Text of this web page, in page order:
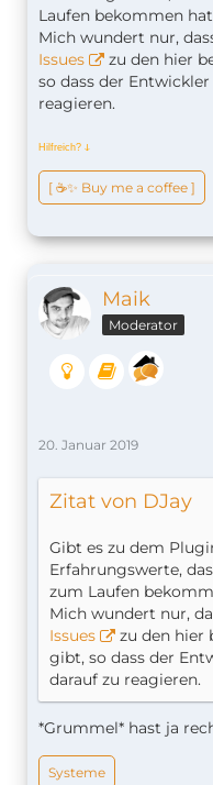
Laufen bekommen
Mich wundert nur,
Issues
zu den hier
so dass der
reagieren.
Hilfreich? ↆ
[ ☕️✨ Buy me a coffee ]
Maik
Moderator
20. Januar 2019
Zitat von DJay
Gibt es zu dem
Erfahrungswerte,
zum Laufen
Mich wundert nur,
Issues
zu den hier
gibt, so dass der
darauf zu reagieren.
*Grummel* hast ja
Systeme